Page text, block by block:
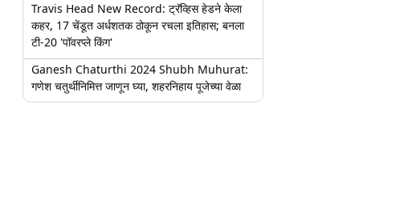
Travis Head New Record: ट्रॅव्हिस हेडने केला
कहर, 17 चेंडूत अर्धशतक ठोकून रचला इतिहास; बनला
टी-20 'पॉवरप्ले किंग'
Ganesh Chaturthi 2024 Shubh Muhurat:
गणेश चतुर्थीनिमित्त जाणून घ्या, शहरनिहाय पूजेच्या वेळा